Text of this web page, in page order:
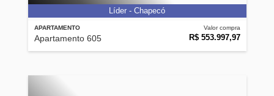
APARTAMENTO
Apartamento 605
Valor compra
R$ 553.997,97
Líder - Chapecó